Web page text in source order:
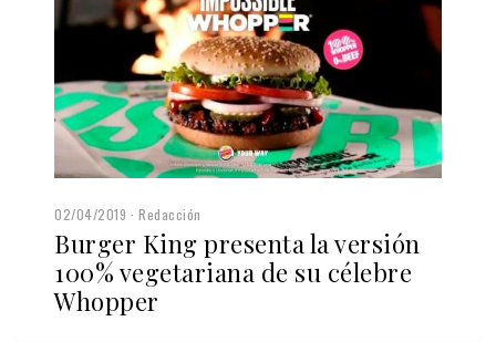
02/04/2019 Redacción
Burger King presenta la versión
100% vegetariana de su célebre
Whopper